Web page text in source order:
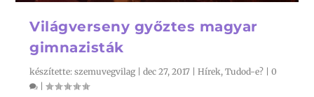
Világverseny győztes magyar
gimnazisták
készítette:szemuvegvilag |dec 27, 2017 |Hírek,Tudod-e? |0
|